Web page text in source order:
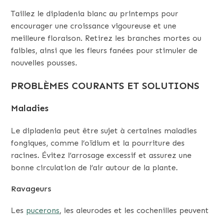
Taillez le dipladenia blanc au printemps pour
encourager une croissance vigoureuse et une
meilleure floraison. Retirez les branches mortes ou
faibles, ainsi que les fleurs fanées pour stimuler de
nouvelles pousses.
PROBLÈMES COURANTS ET SOLUTIONS
Maladies
Le dipladenia peut être sujet à certaines maladies
fongiques, comme l’oïdium et la pourriture des
racines. Évitez l’arrosage excessif et assurez une
bonne circulation de l’air autour de la plante.
Ravageurs
Les pucerons, les aleurodes et les cochenilles peuvent